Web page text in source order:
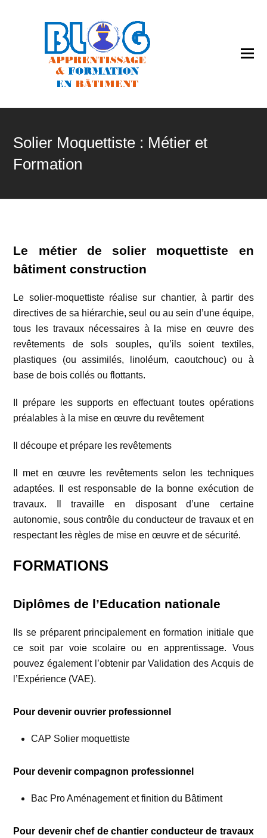
Solier Moquettiste : Métier et
Formation
Le métier de solier moquettiste en
bâtiment construction
Le solier-moquettiste réalise sur chantier, à partir des
directives de sa hiérarchie, seul ou au sein d’une équipe,
tous les travaux nécessaires à la mise en œuvre des
revêtements de sols souples, qu’ils soient textiles,
plastiques (ou assimilés, linoléum, caoutchouc) ou à
base de bois collés ou flottants.
Il prépare les supports en effectuant toutes opérations
préalables à la mise en œuvre du revêtement
Il découpe et prépare les revêtements
Il met en œuvre les revêtements selon les techniques
adaptées. Il est responsable de la bonne exécution de
travaux. Il travaille en disposant d’une certaine
autonomie, sous contrôle du conducteur de travaux et en
respectant les règles de mise en œuvre et de sécurité.
FORMATIONS
Diplômes de l’Education nationale
Ils se préparent principalement en formation initiale que
ce soit par voie scolaire ou en apprentissage. Vous
pouvez également l’obtenir par Validation des Acquis de
l’Expérience (VAE).
Pour devenir ouvrier professionnel
CAP Solier moquettiste
Pour devenir compagnon professionnel
Bac Pro Aménagement et finition du Bâtiment
Pour devenir chef de chantier conducteur de travaux